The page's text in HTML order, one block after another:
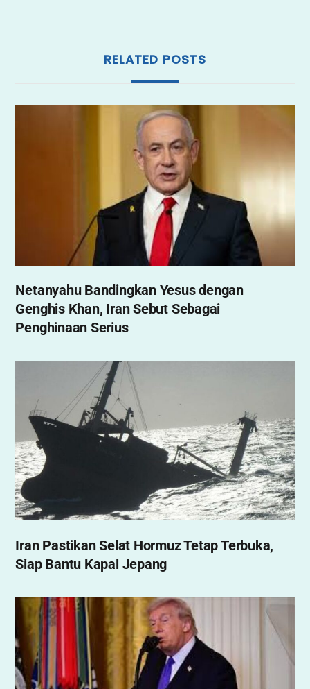
RELATED POSTS
Netanyahu Bandingkan Yesus dengan
Genghis Khan, Iran Sebut Sebagai
Penghinaan Serius
Iran Pastikan Selat Hormuz Tetap Terbuka,
Siap Bantu Kapal Jepang